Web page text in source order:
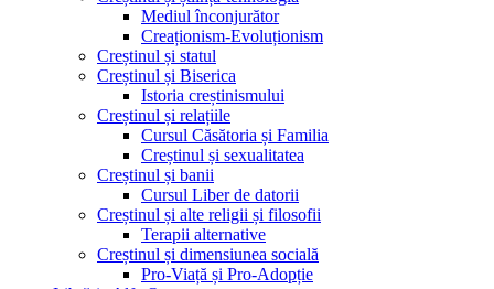
Mediul înconjurător
Creaționism-Evoluționism
Creștinul și statul
Creștinul și Biserica
Istoria creștinismului
Creștinul și relațiile
Cursul Căsătoria și Familia
Creștinul și sexualitatea
Creștinul și banii
Cursul Liber de datorii
Creștinul și alte religii și filosofii
Terapii alternative
Creștinul și dimensiunea socială
Pro-Viață și Pro-Adopție